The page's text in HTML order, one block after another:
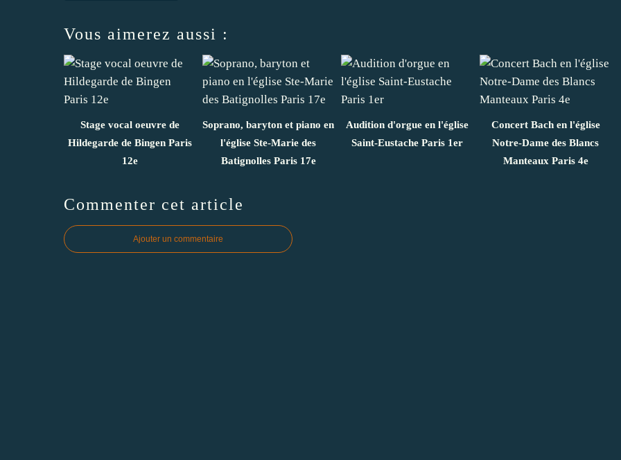
Vous aimerez aussi :
Stage vocal oeuvre de
Hildegarde de Bingen Paris
12e
Soprano, baryton et piano en
l'église Ste-Marie des
Batignolles Paris 17e
Audition d'orgue en l'église
Saint-Eustache Paris 1er
Concert Bach en l'église
Notre-Dame des Blancs
Manteaux Paris 4e
Commenter cet article
Ajouter un commentaire